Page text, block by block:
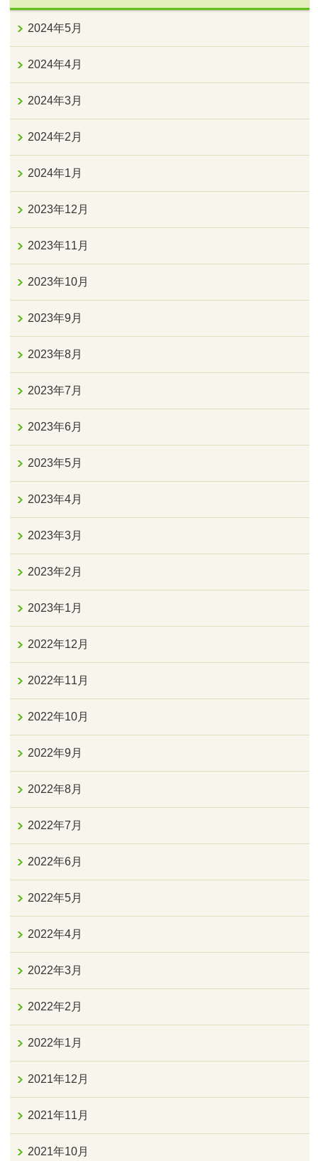
2024年5月
2024年4月
2024年3月
2024年2月
2024年1月
2023年12月
2023年11月
2023年10月
2023年9月
2023年8月
2023年7月
2023年6月
2023年5月
2023年4月
2023年3月
2023年2月
2023年1月
2022年12月
2022年11月
2022年10月
2022年9月
2022年8月
2022年7月
2022年6月
2022年5月
2022年4月
2022年3月
2022年2月
2022年1月
2021年12月
2021年11月
2021年10月